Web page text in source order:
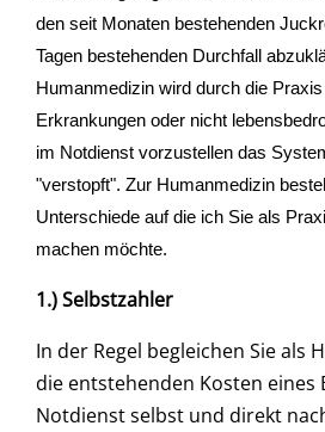
den seit Monaten bestehenden
Tagen bestehenden Durchfall
Humanmedizin wird durch die
Erkrankungen oder nicht
im Notdienst vorzustellen das
"verstopft". Zur Humanmedizin
Unterschiede auf die ich Sie als
machen möchte.
1.) Selbstzahler
In der Regel begleichen Sie als
die entstehenden Kosten eines
Notdienst selbst und direkt